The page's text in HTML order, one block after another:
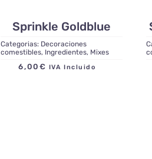
Sprinkle Goldblue
Categorias: Decoraciones
comestibles, Ingredientes, Mixes
6,00 € IVA Incluido